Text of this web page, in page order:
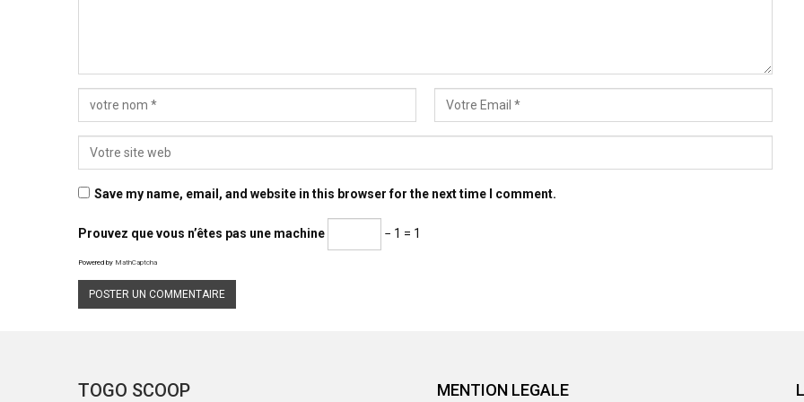
Save my name, email, and website in this browser for the next time I comment.
Prouvez que vous n’êtes pas une machine − 1 = 1
Powered by MathCaptcha
TOGO SCOOP MENTION LEGALE